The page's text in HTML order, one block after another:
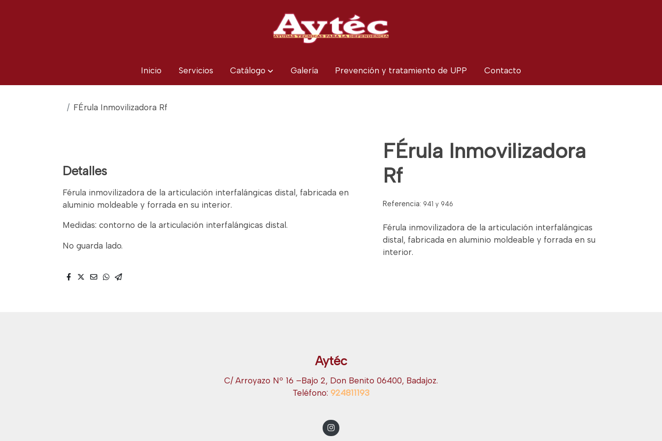
Inicio Servicios Catálogo Galería Prevención y tratamiento de UPP Contacto
FÉrula Inmovilizadora Rf
Detalles
Férula inmovilizadora de la articulación interfalángicas distal, fabricada en
aluminio moldeable y forrada en su interior.
Medidas: contorno de la articulación interfalángicas distal.
No guarda lado.
FÉrula Inmovilizadora
Rf
Referencia: 941 y 946
Férula inmovilizadora de la articulación interfalángicas
distal, fabricada en aluminio moldeable y forrada en su
interior.
Aytéc
C/ Arroyazo Nº 16 –Bajo 2, Don Benito 06400, Badajoz.
Teléfono: 924811193